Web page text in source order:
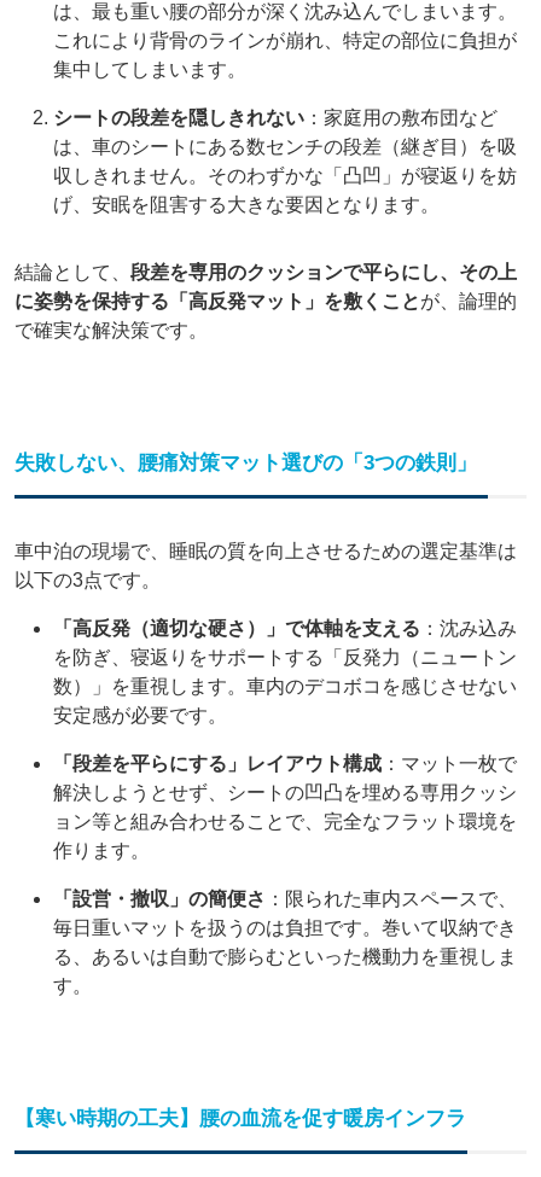
は、最も重い腰の部分が深く沈み込んでしまいます。
これにより背骨のラインが崩れ、特定の部位に負担が
集中してしまいます。
シートの段差を隠しきれない ：家庭用の敷布団など
は、車のシートにある数センチの段差（継ぎ目）を吸
収しきれません。そのわずかな「凸凹」が寝返りを妨
げ、安眠を阻害する大きな要因となります。
結論として、 段差を専用のクッションで平らにし、その上
に姿勢を保持する「高反発マット」を敷くことが、論理的
で確実な解決策です。
失敗しない、腰痛対策マット選びの「3つの鉄則」
車中泊の現場で、睡眠の質を向上させるための選定基準は
以下の3点です。
「高反発（適切な硬さ）」で体軸を支える ：沈み込み
を防ぎ、寝返りをサポートする「反発力（ニュートン
数）」を重視します。車内のデコボコを感じさせない
安定感が必要です。
「段差を平らにする」レイアウト構成 ：マット一枚で
解決しようとせず、シートの凹凸を埋める専用クッシ
ョン等と組み合わせることで、完全なフラット環境を
作ります。
「設営・撤収」の簡便さ ：限られた車内スペースで、
毎日重いマットを扱うのは負担です。巻いて収納でき
る、あるいは自動で膨らむといった機動力を重視しま
す。
【寒い時期の工夫】腰の血流を促す暖房インフラ